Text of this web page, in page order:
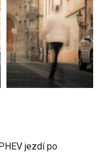
jezdí po